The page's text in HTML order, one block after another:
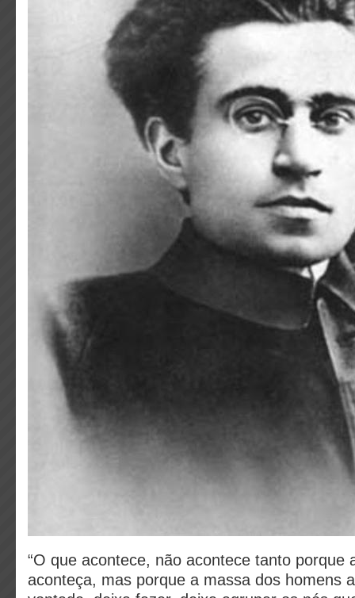
“O que acontece, não acontece tanto porque
aconteça, mas porque a massa dos homens